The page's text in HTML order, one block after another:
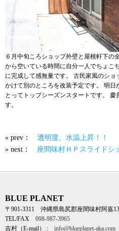
６月中旬ころショップ外壁と屋根軒下の
から空いている時間に自分一人でちょこ
に完成して感無量です。 古民家風のシ
かけて別のところを改装予定です。 明
とってトップシーズンスタートです。
す。
« prev： 透明度、水温上昇！！
» next： 座間味村ＨＰスライドシ
BLUE PLANET
〒901-3311 沖縄県島尻郡座間味村阿嘉
TEL/FAX 098-987-3965
吉村（E-mail） : info@blueplanet-aka.com